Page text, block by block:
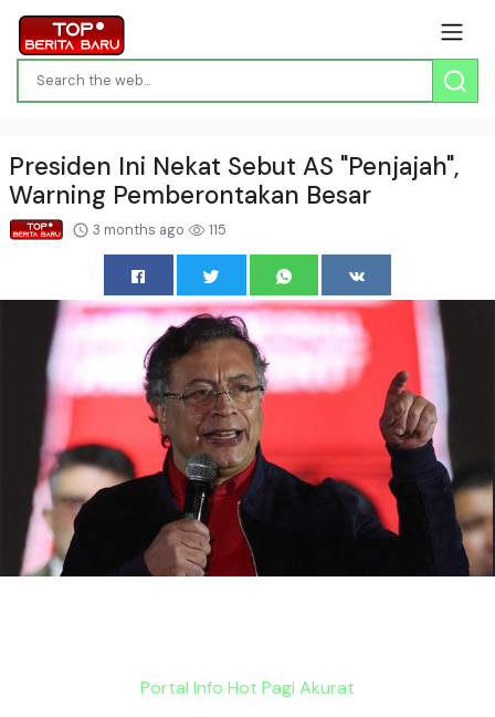
Presiden Ini Nekat Sebut AS "Penjajah",
Warning Pemberontakan Besar
3 months ago 115
Portal Info Hot Pagi Akurat